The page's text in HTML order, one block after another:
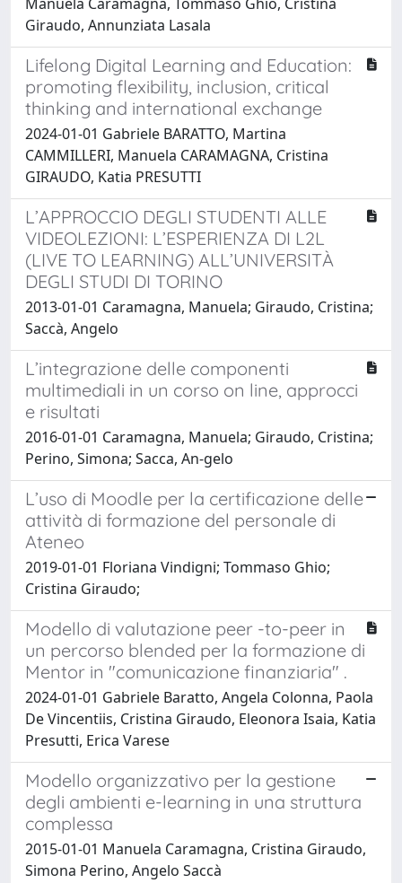
Giraudo, Annunziata Lasala
Lifelong Digital Learning and Education:
promoting flexibility, inclusion, critical
thinking and international exchange
2024-01-01 Gabriele BARATTO, Martina
CAMMILLERI, Manuela CARAMAGNA, Cristina
GIRAUDO, Katia PRESUTTI
L’APPROCCIO DEGLI STUDENTI ALLE
VIDEOLEZIONI: L’ESPERIENZA DI L2L
(LIVE TO LEARNING) ALL’UNIVERSITÀ
DEGLI STUDI DI TORINO
2013-01-01 Caramagna, Manuela; Giraudo, Cristina;
Saccà, Angelo
L’integrazione delle componenti
multimediali in un corso on line, approcci
e risultati
2016-01-01 Caramagna, Manuela; Giraudo, Cristina;
Perino, Simona; Sacca, An-gelo
L’uso di Moodle per la certificazione delle
attività di formazione del personale di
Ateneo
2019-01-01 Floriana Vindigni; Tommaso Ghio;
Cristina Giraudo;
Modello di valutazione peer -to-peer in
un percorso blended per la formazione di
Mentor in "comunicazione finanziaria" .
2024-01-01 Gabriele Baratto, Angela Colonna, Paola
De Vincentiis, Cristina Giraudo, Eleonora Isaia, Katia
Presutti, Erica Varese
Modello organizzativo per la gestione
degli ambienti e-learning in una struttura
complessa
2015-01-01 Manuela Caramagna, Cristina Giraudo,
Simona Perino, Angelo Saccà